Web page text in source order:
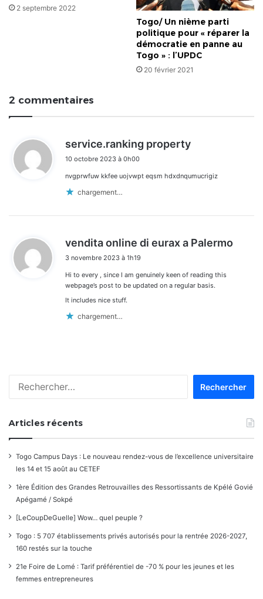
2 septembre 2022
Togo/ Un nième parti
politique pour « réparer la
démocratie en panne au
Togo » : l’UPDC
20 février 2021
2 commentaires
service.ranking property
10 octobre 2023 à 0h00
nvgprwfuw kkfee uojvwpt eqsm hdxdnqumucrigiz
chargement…
vendita online di eurax a Palermo
3 novembre 2023 à 1h19
Hi to every , since I am genuinely keen of reading this
webpage’s post to be updated on a regular basis.
It includes nice stuff.
chargement…
Articles récents
Togo Campus Days : Le nouveau rendez-vous de l’excellence universitaire
les 14 et 15 août au CETEF
1ère Édition des Grandes Retrouvailles des Ressortissants de Kpélé Govié
Apégamé / Sokpé
[LeCoupDeGuelle] Wow… quel peuple ?
Togo : 5 707 établissements privés autorisés pour la rentrée 2026-2027,
160 restés sur la touche
21e Foire de Lomé : Tarif préférentiel de -70 % pour les jeunes et les
femmes entrepreneures